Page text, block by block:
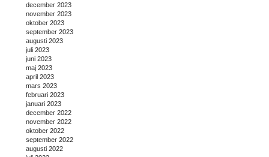
december 2023
november 2023
oktober 2023
september 2023
augusti 2023
juli 2023
juni 2023
maj 2023
april 2023
mars 2023
februari 2023
januari 2023
december 2022
november 2022
oktober 2022
september 2022
augusti 2022